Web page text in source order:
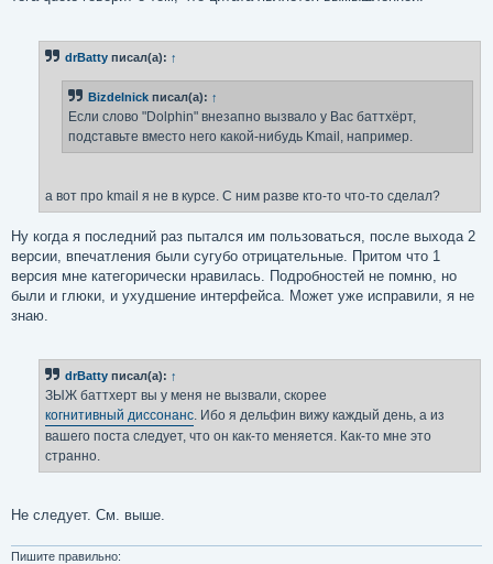
drBatty писал(а): ↑
Bizdelnick писал(а): ↑
Если слово "Dolphin" внезапно вызвало у Вас баттхёрт,
подставьте вместо него какой-нибудь Kmail, например.
а вот про kmail я не в курсе. С ним разве кто-то что-то сделал?
Ну когда я последний раз пытался им пользоваться, после выхода 2
версии, впечатления были сугубо отрицательные. Притом что 1
версия мне категорически нравилась. Подробностей не помню, но
были и глюки, и ухудшение интерфейса. Может уже исправили, я не
знаю.
drBatty писал(а): ↑
ЗЫЖ баттхерт вы у меня не вызвали, скорее
когнитивный диссонанс. Ибо я дельфин вижу каждый день, а из
вашего поста следует, что он как-то меняется. Как-то мне это
странно.
Не следует. См. выше.
Пишите правильно: